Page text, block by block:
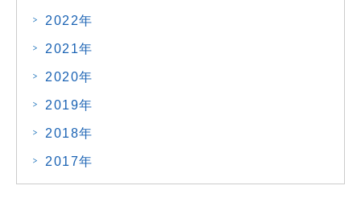
2022年
2021年
2020年
2019年
2018年
2017年